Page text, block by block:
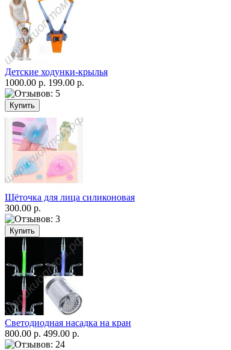
Детские ходунки-крылья
1000.00 р. 199.00 р.
Щёточка для лица силиконовая
300.00 р.
Светодиодная насадка на кран
800.00 р. 499.00 р.